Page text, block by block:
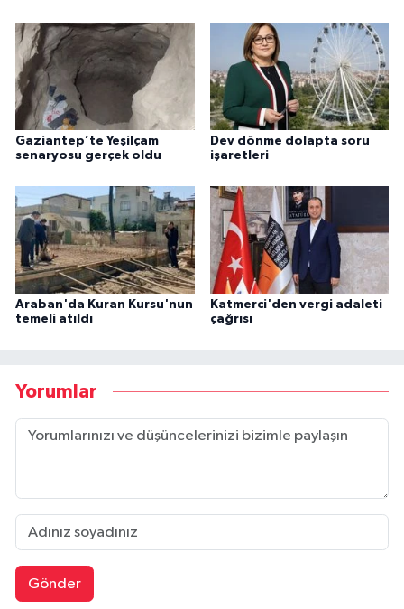
Gaziantep’te Yeşilçam
senaryosu gerçek oldu
Dev dönme dolapta soru
işaretleri
Araban'da Kuran Kursu'nun
temeli atıldı
Katmerci'den vergi adaleti
çağrısı
Yorumlar
Gönder